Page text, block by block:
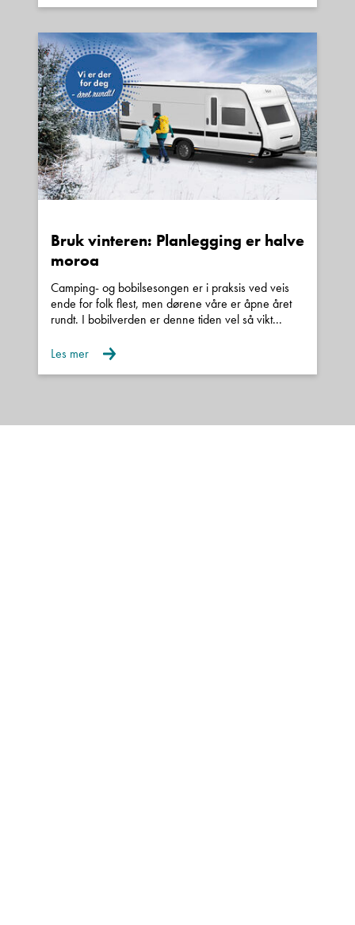
selgere for en hyggelig bobilprat.
Fredric Røvik: 92656034
Ann Kristin Hattrem: 98052783
Esben Flaa: 40226000
Sentralbord nummer 71 22 02
Bruk vinteren: Planlegging er halve
moroa
Camping- og bobilsesongen er i praksis ved veis
ende for folk flest, men dørene våre er åpne året
rundt. I bobilverden er denne tiden vel så vikt...
Les mer